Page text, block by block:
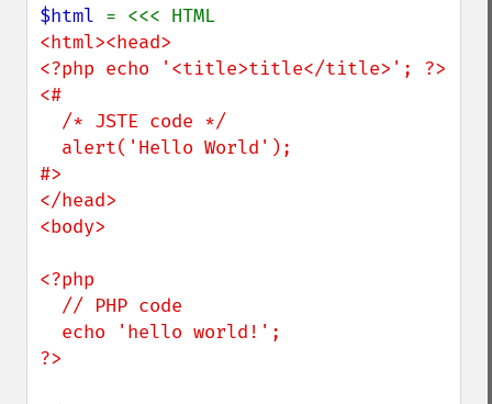
$html
<html><head>
<?php echo '<title>title</title>'; ?>
<#
#>
</head>
<body>
<?php
?>